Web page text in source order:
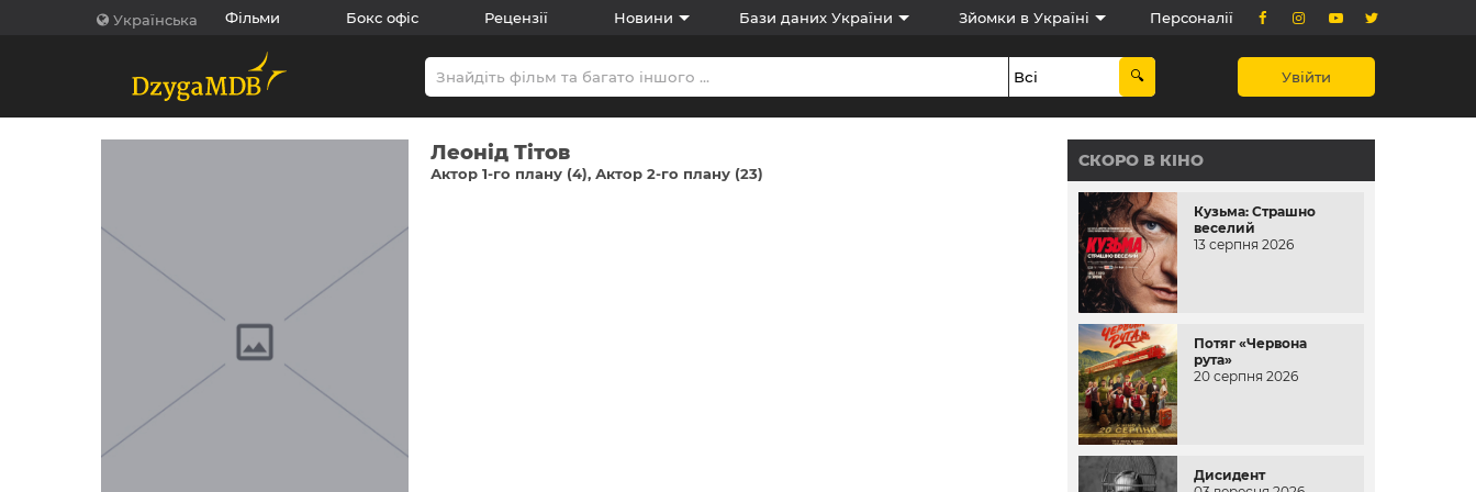
Українська Фільми Бокс офіс Рецензії Новини Бази даних України Зйомки в Україні Персоналії
Увійти
Леонід Тітов
Актор 1-го плану (4) Актор 2-го плану (23)
СКОРО В КІНО
Кузьма: Страшно
веселий
13 серпня 2026
Потяг «Червона
рута»
20 серпня 2026
Дисидент